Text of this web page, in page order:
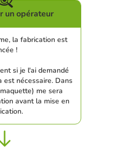
un opérateur
la fabrication est
!
si je l'ai demandé
est nécessaire. Dans
me sera
avant la mise en